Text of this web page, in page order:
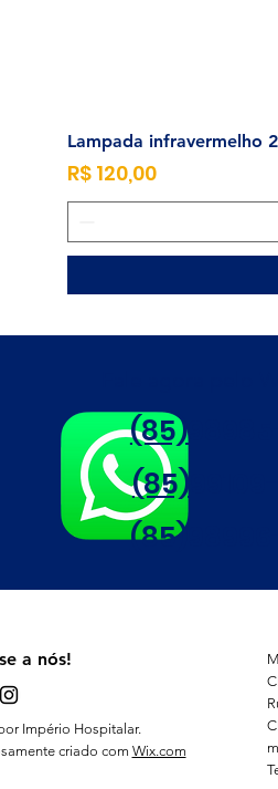
Lampada infravermelho
Preço
R$ 120,00
(85)99109-
(85)98996-
a nós!
Império Hospitalar.
criado com Wix.com